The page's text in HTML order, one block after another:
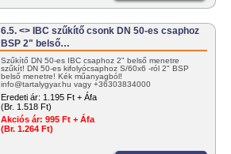
6.5. <> IBC szűkítő csonk DN 50-es csaphoz
BSP 2" belső…
Szűkítő DN 50-es IBC csaphoz 2" belső menetre
szűkít! DN 50-es kifolyócsaphoz S/60x6 -ról 2" BSP
belső menetre! Kék műanyagból!
info@tartalygyar.hu vagy +36303834000
Eredeti ár: 1.195 Ft + Áfa
(Br. 1.518 Ft)
Akciós ár: 995 Ft + Áfa
(Br. 1.264 Ft)